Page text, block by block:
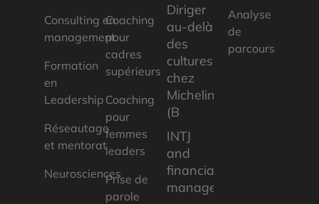
Consulting en
management
Formation
en
Leadership
Réseautage
et mentorat
Neurosciences
Coaching
pour
cadres
supérieurs
Coaching
pour
femmes
leaders
Prise de
parole
Diriger
au-delà
des
cultures
chez
Michelin
(B
INTJ
and
financial
management
Analyse
de
parcours